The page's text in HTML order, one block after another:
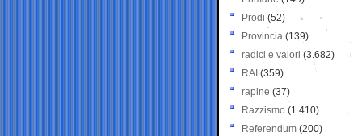
Prodi (52)
Provincia (139)
radici e valori (3.682)
RAI (359)
rapine (37)
Razzismo (1.410)
Referendum (200)